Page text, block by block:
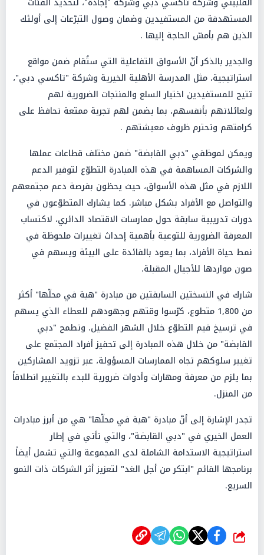
المستهدفة من المستفيدين وضمان وصول التبرّعات إلى أولئك
الذين هم بأمسّ الحاجة إليها .
والجدير بالذكر أنّ الأسواق التفاعلية التي ستُقام ضمن مواقع
استراتيجية، مثل المدرسة الأهلية الخيرية وشركة "تاكسي دبي"،
تتيح للمستفيدين اختيار السلع والمنتجات الضرورية لهم
ولعائلاتهم بأنفسهم، بما يضمن لهم تجربة ممتعة تحافظ على
كرامتهم وتحترم ظروف معيشتهم .
ويمكن لموظفي "دبي القابضة" ضمن مختلف قطاعات عملها
والشركات المساهمة في هذه المبادرة التطوّع لتوفير الدعم
اللازم في مثل هذه الأسواق، حيث يحظون بفرصة دعم مجتمعهم
والتواصل مع الأفراد بشكل مباشر. كما يشارك المتطوّعون في
دورات تدريبية سابقة حول ممارسات الاقتصاد الدائري، لاكتساب
المعرفة الضرورية للتوعية بأهمية إحداث تغييرات ملحوظة في
نمط حياة الأفراد، بما يعود بالفائدة على البيئة ويسهم في
صون مواردها للأجيال المقبلة.
شارك في النسختين السابقتين من مبادرة "هبة في محلّها" أكثر
من 1,800 متطوع، كرّسوا وقتهم وجهودهم للعطاء الذي يسهم
في ترسيخ قيم التطوّع خلال الشهر الفضيل. وتطمح "دبي
القابضة" من خلال هذه المبادرة إلى تحفيز أفراد المجتمع على
تغيير سلوكهم تجاه الممارسات المسؤولة، عبر تزويد المشاركين
بما يلزم من معرفة ومهارات وأدوات ضرورية للبدء بالتغيير انطلاقاً
من المنزل.
تجدر الإشارة إلى أنّ مبادرة "هبة في محلّها" هي من أبرز مبادرات
العمل الخيري في "دبي القابضة"، والتي تأتي في إطار
استراتيجية الاستدامة الشاملة لدى المجموعة والتي تشمل أيضاً
برنامجها القائم "ابتكر من أجل الغد" لتعزيز أثر الشركات ذات النمو
السريع.
شارك